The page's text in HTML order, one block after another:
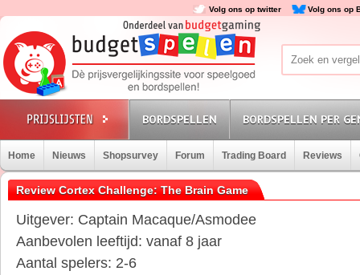
Volg ons op twitter Volg ons op
BORDSPELLEN BORDSPELLEN PER
Home Nieuws Shopsurvey Forum Trading Board Reviews
Review Cortex Challenge: The Brain Game
Uitgever: Captain Macaque/Asmodee
Aanbevolen leeftijd: vanaf 8 jaar
Aantal spelers: 2-6